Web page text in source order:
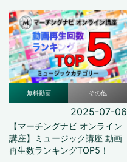
無料動画 その他
2025-07-06
【マーチングナビ オンライン
講座】ミュージック講座 動画
再生数ランキングTOP5！